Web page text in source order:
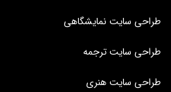
طراحی سایت نمایشگاهی
طراحی سایت ترجمه
طراحی سایت هنری